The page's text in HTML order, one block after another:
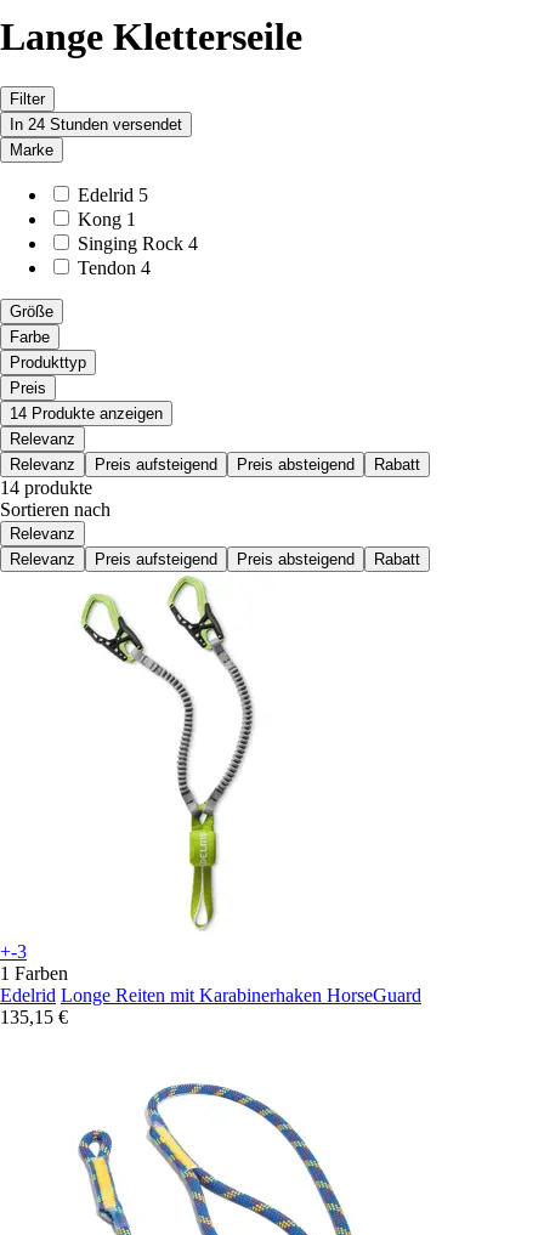
Lange Kletterseile
Filter
In 24 Stunden versendet
Marke
Edelrid 5
Kong 1
Singing Rock 4
Tendon 4
Größe
Farbe
Produkttyp
Preis
14 Produkte anzeigen
Relevanz
Relevanz
Preis aufsteigend Preis absteigend Rabatt
14 produkte
Sortieren nach
Relevanz
Relevanz
Preis aufsteigend Preis absteigend Rabatt
+-3
1 Farben
Edelrid Longe Reiten mit Karabinerhaken HorseGuard
135,15 €